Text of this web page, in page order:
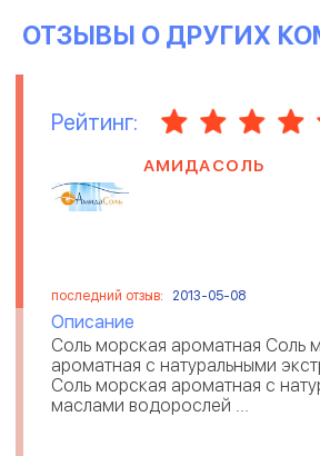
ОТЗЫВЫ О ДРУГИХ
Рейтинг:
АМИДАСОЛЬ
последний отзыв: 2013-05-08
Описание
Соль морская ароматная Соль
ароматная с натуральными
Соль морская ароматная с
маслами водорослей ...